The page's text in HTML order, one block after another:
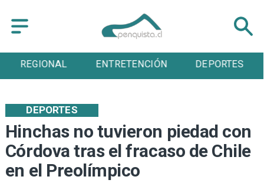
ENTRETENCIÓN DEPORTES CULTURA
Hinchas no tuvieron piedad con
Córdova tras el fracaso de Chile
en el Preolímpico
DEPORTES